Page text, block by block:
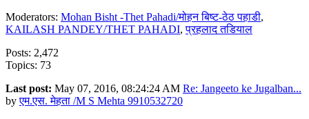
Moderators: Mohan Bisht -Thet Pahadi/मोहन बिष्ट-ठेठ पहाडी,
KAILASH PANDEY/THET PAHADI,प्रहलाद तडियाल
Posts: 2,472
Topics: 73
Last post: May 07, 2016, 08:24:24 AM Re: Jangeeto ke Jugalban...
byएम.एस. मेहता /M S Mehta 9910532720